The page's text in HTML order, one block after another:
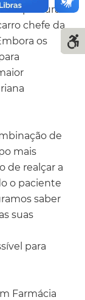
procura
chefe da
os
de
mais
de realçar a
o paciente
saber
suas
para
Farmácia